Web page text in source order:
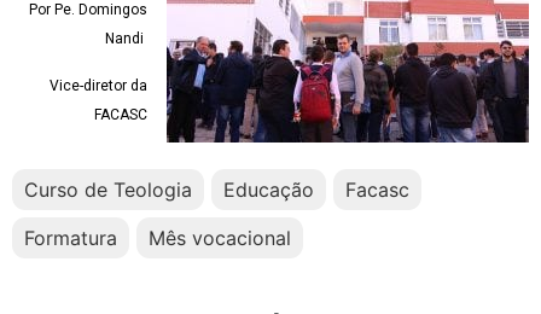
Por Pe. Domingos
Nandi
Vice-diretor da
FACASC
Curso de Teologia Educação
Facasc
Formatura
Mês vocacional